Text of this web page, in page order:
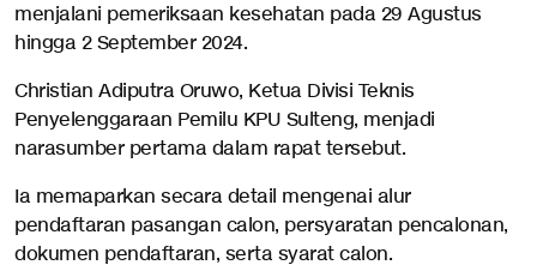
menjalani pemeriksaan kesehatan pada 29 Agustus
hingga 2 September 2024.
Christian Adiputra Oruwo, Ketua Divisi Teknis
Penyelenggaraan Pemilu KPU Sulteng, menjadi
narasumber pertama dalam rapat tersebut.
Ia memaparkan secara detail mengenai alur
pendaftaran pasangan calon, persyaratan pencalonan,
dokumen pendaftaran, serta syarat calon.